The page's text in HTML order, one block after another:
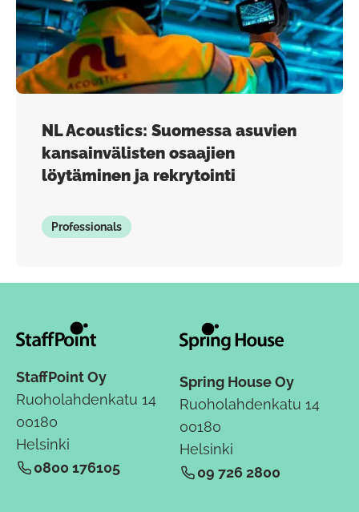
NL Acoustics: Suomessa asuvien
kansainvälisten osaajien
löytäminen ja rekrytointi
Professionals
StaffPoint Oy
Ruoholahdenkatu 14
00180
Helsinki
0800 176105
Spring House Oy
Ruoholahdenkatu 14
00180
Helsinki
09 726 2800